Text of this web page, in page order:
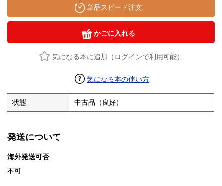
単品スピード注文
かごに入れる
気になる本に追加（ログインで利用可能）
気になる本の使い方
状態 中古品（良好）
発送について
海外発送可否
不可